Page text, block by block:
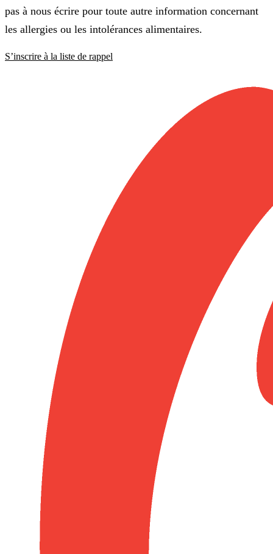
pas à nous écrire pour toute autre information concernant
les allergies ou les intolérances alimentaires.
S’inscrire à la liste de rappel